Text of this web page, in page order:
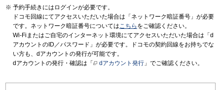
予約手続きにはログインが必要です。
ドコモ回線にてアクセスいただいた場合は「ネットワーク暗証番号」が必要
です。ネットワーク暗証番号についてはこちら をご確認ください。
Wi-Fiまたはご自宅のインターネット環境にてアクセスいただいた場合は「d
アカウントのID／パスワード」が必要です。ドコモの契約回線をお持ちでな
い方も、dアカウントの発行が可能です。
dアカウントの発行・確認は「
dアカウント発行 」でご確認ください。